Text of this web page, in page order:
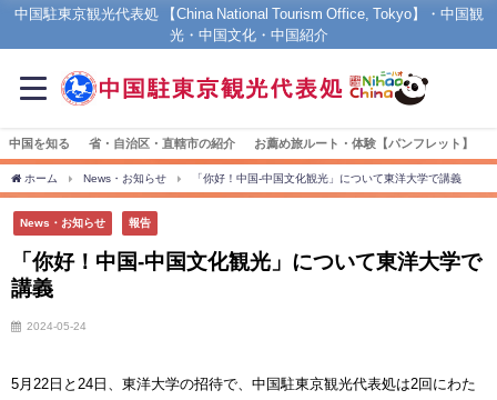
中国駐東京観光代表処 【China National Tourism Office, Tokyo】・中国観
光・中国文化・中国紹介
中国を知る 省・自治区・直轄市の紹介 お薦め旅ルート・体験【パンフレット】
ホーム News・お知らせ 「你好！中国-中国文化観光」について東洋大学で講義
News・お知らせ 報告
「你好！中国-中国文化観光」について東洋大学で
講義
2024-05-24
5月22日と24日、東洋大学の招待で、中国駐東京観光代表処は2回にわた